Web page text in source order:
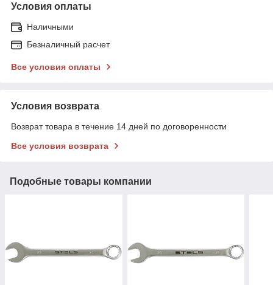
Условия оплаты
Наличными
Безналичный расчет
Все условия оплаты
Условия возврата
Возврат товара в течение 14 дней по договоренности
Все условия возврата
Подобные товары компании